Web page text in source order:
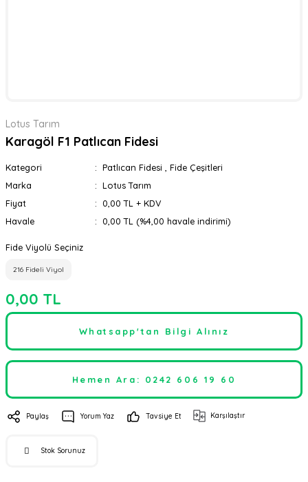
Lotus Tarım
Karagöl F1 Patlıcan Fidesi
Kategori Patlıcan Fidesi
Fide Çeşitleri
Marka
Lotus Tarım
Fiyat
0,00 TL + KDV
Havale
0,00 TL (%4,00 havale indirimi)
Fide Viyolü Seçiniz
216 Fideli Viyol
0,00 TL
Whatsapp'tan Bilgi Alınız
Hemen Ara: 0242 606 19 60
Paylaş Yorum Yaz Tavsiye Et Karşılaştır
Stok Sorunuz